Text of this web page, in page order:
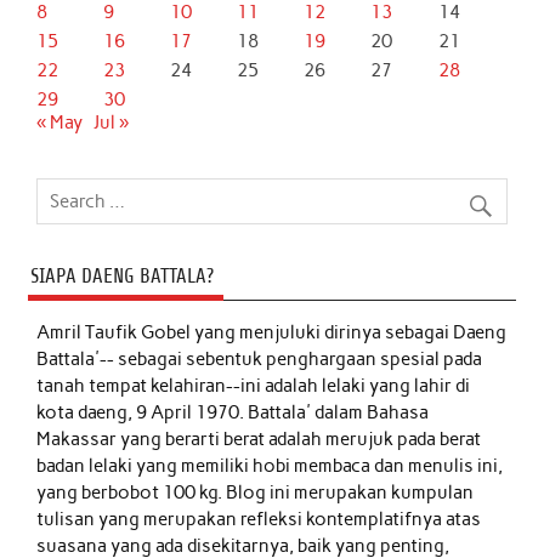
8
9 10 11 12 13
14
15
16 17 18 19 20
21
22
23 24 25 26 27
28
29
30
« May Jul »
SIAPA DAENG BATTALA?
Amril Taufik Gobelyang menjuluki dirinya sebagai Daeng
Battala'-- sebagai sebentuk penghargaan spesial pada
tanah tempat kelahiran--ini adalah lelaki yang lahir di
kota daeng, 9 April 1970. Battala' dalam Bahasa
Makassar yang berarti berat adalah merujuk pada berat
badan lelaki yang memiliki hobi membaca dan menulis ini,
yang berbobot 100 kg. Blog ini merupakan kumpulan
tulisan yang merupakan refleksi kontemplatifnya atas
suasana yang ada disekitarnya, baik yang penting,